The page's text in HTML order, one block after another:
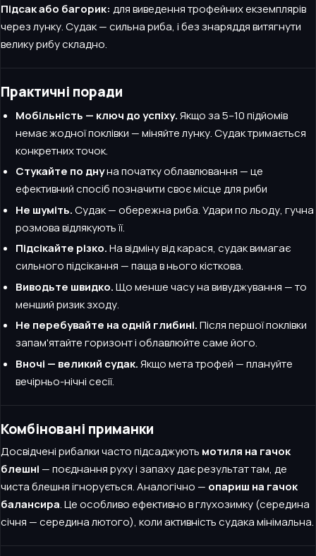
Підсак або багорик: для виведення трофейних екземплярів
через лунку. Судак — сильна риба, і без знаряддя витягнути
велику рибу складно.
Практичні поради
Мобільність — ключ до успіху.Якщо за 5–10 підйомів
немає жодної поклівки — міняйте лунку. Судак тримається
конкретних точок.
Стукайте по днуна початку облавлювання — це
ефективний спосіб позначити своє місце для риби
Не шуміть.Судак — обережна риба. Удари по льоду, гучна
розмова відлякують її.
Підсікайте різко.На відміну від карася, судак вимагає
сильного підсікання — паща в нього кісткова.
Виводьте швидко.Що менше часу на вивуджування — то
менший ризик зходу.
Не перебувайте на одній глибині.Після першої поклівки
запам'ятайте горизонт і облавлюйте саме його.
Вночі — великий судак.Якщо мета трофей — плануйте
вечірньо-нічні сесії.
Комбіновані приманки
Досвідчені рибалки часто підсаджують мотиля на гачок
блешні — поєднання руху і запаху дає результат там, де
чиста блешня ігнорується. Аналогічно — опариш на гачок
балансира. Це особливо ефективно в глухозимку (середина
січня — середина лютого), коли активність судака мінімальна.